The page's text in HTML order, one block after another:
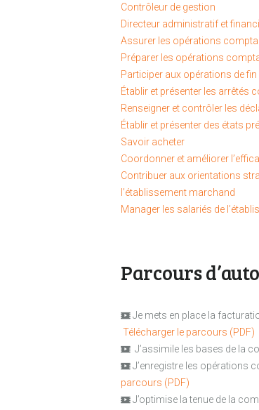
Contrôleur de gestion
Directeur administratif et
Assurer les opérations
Préparer les opérations
Participer aux opérations de fin
Établir et présenter les arrêtés
Renseigner et contrôler les
Établir et présenter des états
Savoir acheter
Coordonner et améliorer
Contribuer aux orientations
l’établissement marchand
Manager les salariés de
Parcours
Je mets en place la
Télécharger le parcours (PDF)
J’assimile les bases de la
J’enregistre les opérations
parcours (PDF)
J’optimise la tenue de la